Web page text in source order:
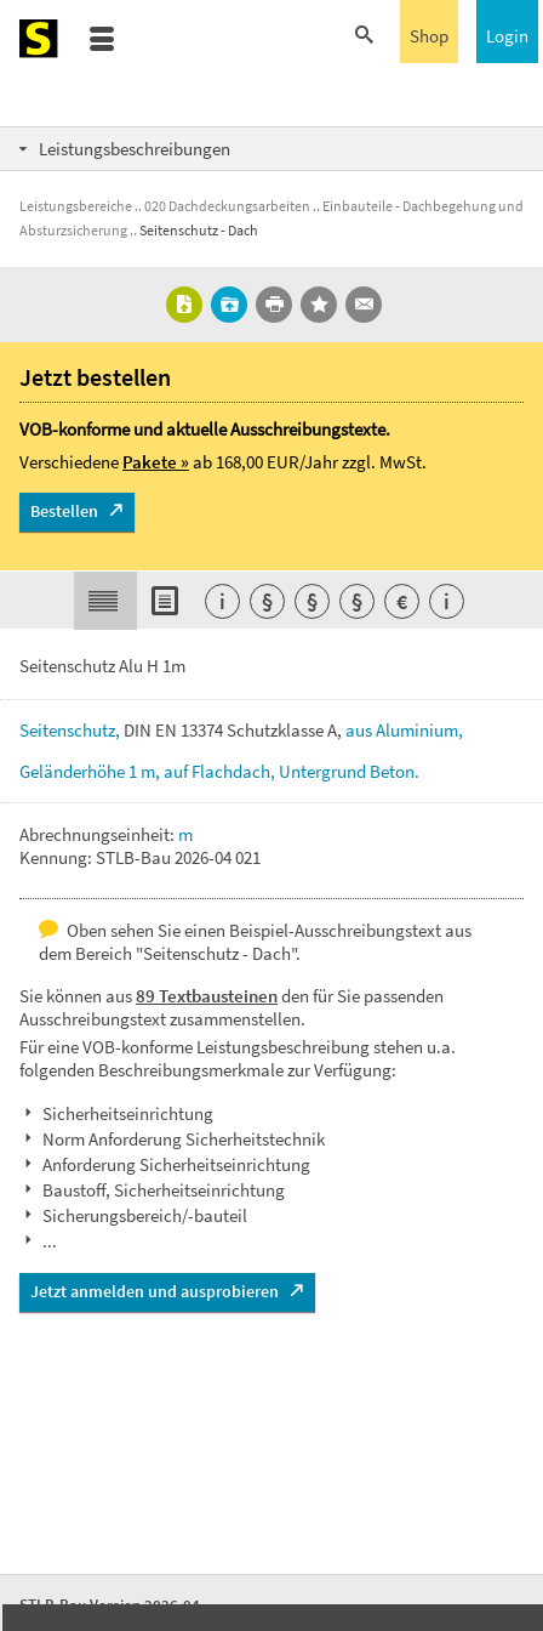
Login
Shop
Leistungsbeschreibungen
Leistungsbereiche 020 Dachdeckungsarbeiten
Einbauteile - Dachbegehung und
Absturzsicherung
Seitenschutz - Dach
Seitenschutz Alu H 1m
Seitenschutz, DIN EN 13374SchutzklasseA, ausAluminium,
Geländerhöhe 1 m, aufFlachdach, Untergrund Beton.
Abrechnungseinheit: m
Kennung: STLB-Bau 2026-04 021
Oben sehen Sie einen Beispiel-Ausschreibungstext aus
dem Bereich "Seitenschutz - Dach".
Sie können aus89 Textbausteinenden für Sie passenden
Ausschreibungstext zusammenstellen.
Für eine VOB-konforme Leistungsbeschreibung stehen u.a.
folgenden Beschreibungsmerkmale zur Verfügung:
Sicherheitseinrichtung
Norm Anforderung Sicherheitstechnik
Anforderung Sicherheitseinrichtung
Baustoff, Sicherheitseinrichtung
Sicherungsbereich/-bauteil
...
Jetzt anmelden und ausprobieren
Jetzt bestellen
VOB-konforme und aktuelle Ausschreibungstexte.
Verschiedene Pakete »ab 168,00 EUR/Jahrzzgl. MwSt.
Bestellen
i § § § € i
STLB-Bau Version 2026-04